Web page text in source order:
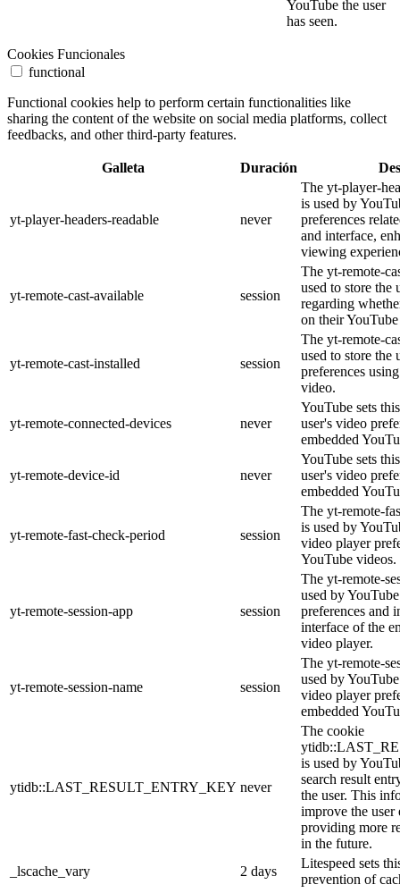
YouTube the user
has seen.
Cookies Funcionales
functional
Functional cookies help to perform certain functionalities like
sharing the content of the website on social media platforms, collect
feedbacks, and other third-party features.
Galleta Duración
yt-player-headers-readable never
The yt-player-
is used by
preferences
and interface,
viewing
yt-remote-cast-available session
The yt-remote-
used to store the
regarding
on their
yt-remote-cast-installed session
The yt-remote-
used to store the
preferences
video.
yt-remote-connected-devices never
YouTube sets
user's video
embedded
yt-remote-device-id never
YouTube sets
user's video
embedded
yt-remote-fast-check-period session
The yt-remote-
is used by
video player
YouTube videos.
yt-remote-session-app session
The yt-remote-
used by
preferences and
interface of the
video player.
yt-remote-session-name session
The yt-remote-
used by
video player
embedded
ytidb::LAST_RESULT_ENTRY_KEY never
The cookie
is used by
search result
the user. This
improve the user
providing more
in the future.
_lscache_vary
2 days
Litespeed sets
prevention of